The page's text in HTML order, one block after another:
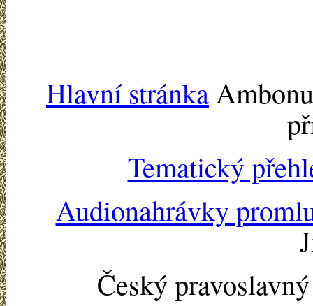
Hlavní stránka
Tematický
Audionahrávky
Český